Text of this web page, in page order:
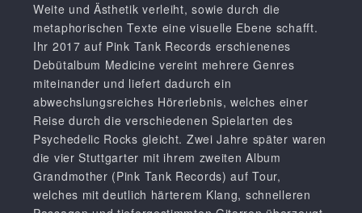
Weite und Ästhetik verleiht, sowie durch die
metaphorischen Texte eine visuelle Ebene schafft.
Ihr 2017 auf Pink Tank Records erschienenes
Debütalbum Medicine vereint mehrere Genres
miteinander und liefert dadurch ein
abwechslungsreiches Hörerlebnis, welches einer
Reise durch die verschiedenen Spielarten des
Psychedelic Rocks gleicht. Zwei Jahre später waren
die vier Stuttgarter mit ihrem zweiten Album
Grandmother (Pink Tank Records) auf Tour,
welches mit deutlich härterem Klang, schnelleren